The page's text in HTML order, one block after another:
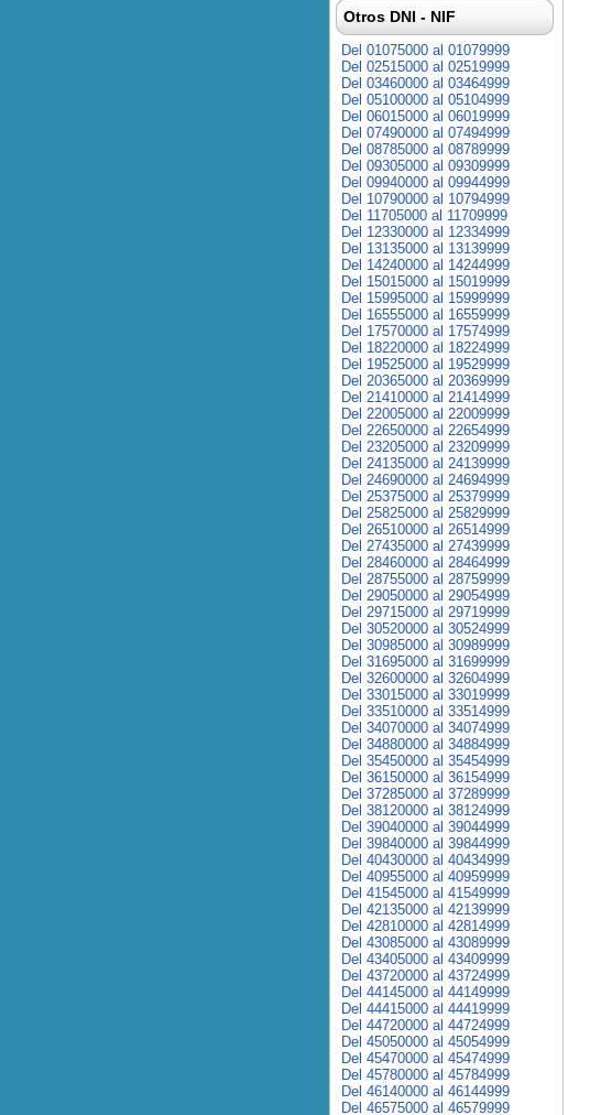
Otros DNI - NIF
Del 01075000 al 01079999
Del 02515000 al 02519999
Del 03460000 al 03464999
Del 05100000 al 05104999
Del 06015000 al 06019999
Del 07490000 al 07494999
Del 08785000 al 08789999
Del 09305000 al 09309999
Del 09940000 al 09944999
Del 10790000 al 10794999
Del 11705000 al 11709999
Del 12330000 al 12334999
Del 13135000 al 13139999
Del 14240000 al 14244999
Del 15015000 al 15019999
Del 15995000 al 15999999
Del 16555000 al 16559999
Del 17570000 al 17574999
Del 18220000 al 18224999
Del 19525000 al 19529999
Del 20365000 al 20369999
Del 21410000 al 21414999
Del 22005000 al 22009999
Del 22650000 al 22654999
Del 23205000 al 23209999
Del 24135000 al 24139999
Del 24690000 al 24694999
Del 25375000 al 25379999
Del 25825000 al 25829999
Del 26510000 al 26514999
Del 27435000 al 27439999
Del 28460000 al 28464999
Del 28755000 al 28759999
Del 29050000 al 29054999
Del 29715000 al 29719999
Del 30520000 al 30524999
Del 30985000 al 30989999
Del 31695000 al 31699999
Del 32600000 al 32604999
Del 33015000 al 33019999
Del 33510000 al 33514999
Del 34070000 al 34074999
Del 34880000 al 34884999
Del 35450000 al 35454999
Del 36150000 al 36154999
Del 37285000 al 37289999
Del 38120000 al 38124999
Del 39040000 al 39044999
Del 39840000 al 39844999
Del 40430000 al 40434999
Del 40955000 al 40959999
Del 41545000 al 41549999
Del 42135000 al 42139999
Del 42810000 al 42814999
Del 43085000 al 43089999
Del 43405000 al 43409999
Del 43720000 al 43724999
Del 44145000 al 44149999
Del 44415000 al 44419999
Del 44720000 al 44724999
Del 45050000 al 45054999
Del 45470000 al 45474999
Del 45780000 al 45784999
Del 46140000 al 46144999
Del 46575000 al 46579999